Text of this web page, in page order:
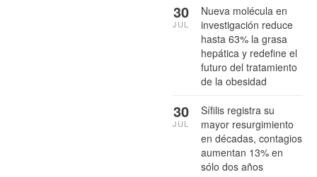
Nueva molécula en
investigación reduce
hasta 63% la grasa
hepática y redefine el
futuro del tratamiento
de la obesidad
30
JUL
Sífilis registra su
mayor resurgimiento
en décadas, contagios
aumentan 13% en
sólo dos años
30
JUL